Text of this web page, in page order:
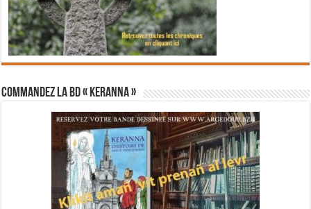
Commandez la BD « Keranna »